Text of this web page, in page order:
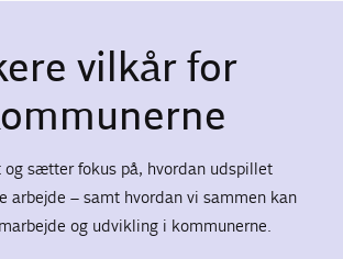
vilkår for
sætter fokus på, hvordan udspillet
arbejde – samt hvordan vi sammen kan
og udvikling i kommunerne.